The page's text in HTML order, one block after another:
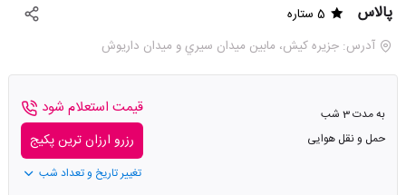
پالاس
5 ستاره
آدرس: جزيره کيش، مابين ميدان سيري و ميدان داريوش
به مدت 3 شب
حمل و نقل هوایی
قیمت استعلام شود
رزرو ارزان ترین پکیج
تغییر تاریخ و تعداد شب